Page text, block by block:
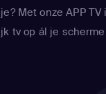
Met onze APP
tv op ál je